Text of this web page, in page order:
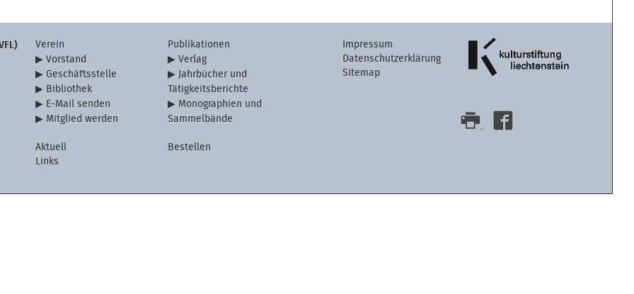
Verein
Vorstand
Geschäftsstelle
Bibliothek
E-Mail senden
Mitglied werden
Aktuell
Links
Publikationen
Verlag
Jahrbücher und
Tätigkeitsberichte
Monographien und
Sammelbände
Bestellen
Impressum
Datenschutzerklärung
Sitemap